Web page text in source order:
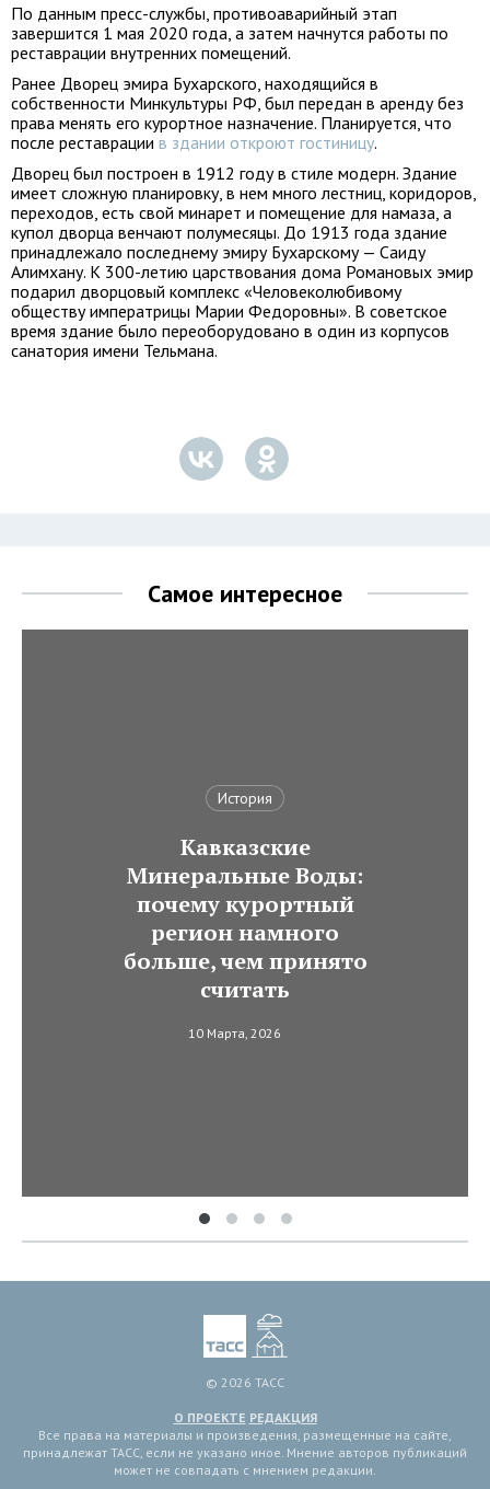
По данным пресс-службы, противоаварийный этап
завершится 1 мая 2020 года, а затем начнутся работы по
реставрации внутренних помещений.
Ранее Дворец эмира Бухарского, находящийся в
собственности Минкультуры РФ, был передан в аренду без
права менять его курортное назначение. Планируется, что
после реставрации в здании откроют гостиницу.
Дворец был построен в 1912 году в стиле модерн. Здание
имеет сложную планировку, в нем много лестниц, коридоров,
переходов, есть свой минарет и помещение для намаза, а
купол дворца венчают полумесяцы. До 1913 года здание
принадлежало последнему эмиру Бухарскому — Саиду
Алимхану. К 300-летию царствования дома Романовых эмир
подарил дворцовый комплекс «Человеколюбивому
обществу императрицы Марии Федоровны». В советское
время здание было переоборудовано в один из корпусов
санатория имени Тельмана.
Самое интересное
История
Кавказские
Минеральные Воды:
почему курортный
регион намного
больше, чем принято
считать
10 Марта, 2026
© 2026 ТАСС
О ПРОЕКТЕ РЕДАКЦИЯ
Все права на материалы и произведения, размещенные на сайте,
принадлежат ТАСС, если не указано иное. Мнение авторов публикаций
может не совпадать с мнением редакции.